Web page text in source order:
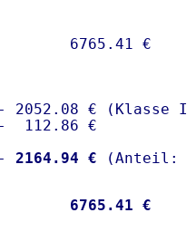
€ (Klasse I)
112.86 €
2164.94 €
6765.41 €